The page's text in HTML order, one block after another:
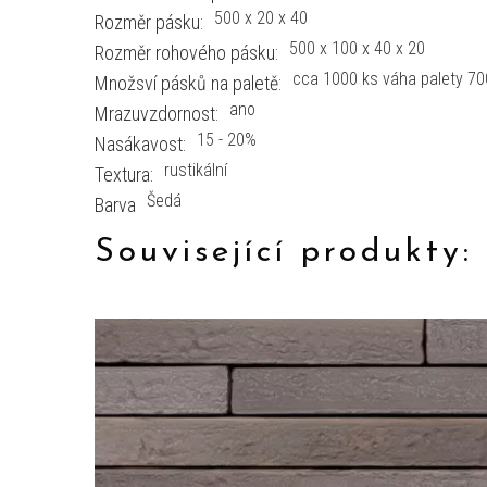
Rozměr pásku:
500 x 20 x 40
Rozměr rohového pásku: 500 x 100 x 40 x 20
Množsví pásků na paletě: cca 1000 ks váha palety
Mrazuvzdornost: ano
Nasákavost: 15 - 20%
Textura: rustikální
Barva Šedá
Související produkty: